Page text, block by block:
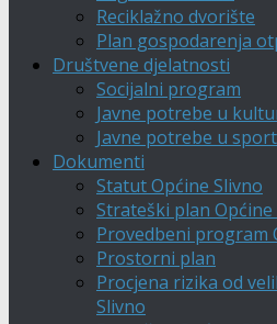
Reciklažno dvorište
Plan gospodarenja
Društvene djelatnosti
Socijalni program
Javne potrebe u
Javne potrebe u
Dokumenti
Statut Općine Slivno
Strateški plan Općine
Provedbeni program
Prostorni plan
Procjena rizika od
Slivno